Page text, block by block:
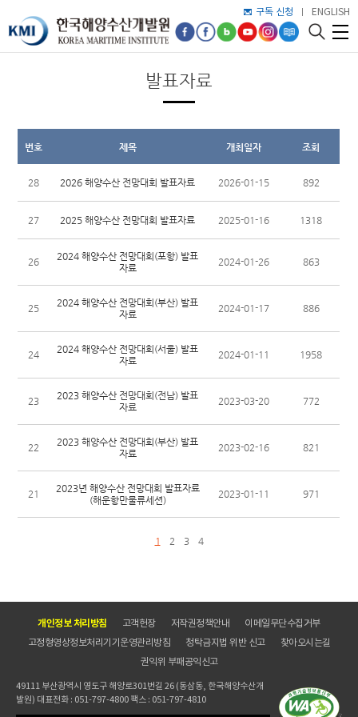
구독 신청 ENGLISH
발표자료
번호 제목 개최일자 조회
28 2026 해양수산 전망대회 발표자료 2026-01-15 892
27 2025 해양수산 전망대회 발표자료 2025-01-16 1318
26
2024 해양수산 전망대회(포항) 발표
자료
2024-01-26 863
25
2024 해양수산 전망대회(부산) 발표
자료
2024-01-17 886
24
2024 해양수산 전망대회(서울) 발표
자료
2024-01-11 1958
23
2023 해양수산 전망대회(전남) 발표
자료
2023-03-20 772
22
2023 해양수산 전망대회(부산) 발표
자료
2023-02-16 821
21
2023년 해양수산 전망대회 발표자료
(해운항만물류세션)
2023-01-11 971
1 2 3 4
개인정보 처리방침 고객헌장 저작권정책안내
이메일무단수집거부
고정형영상정보처리기기운영관리방침
청탁금지법 위반 신고
찾아오시는길
권익위 부패공익신고
49111 부산광역시 영도구 해양로301번길 26 (동삼동, 한국해양수산개
발원) 대표전화 : 051-797-4800 팩스 : 051-797-4810